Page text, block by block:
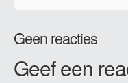
Geen reacties
Geef een